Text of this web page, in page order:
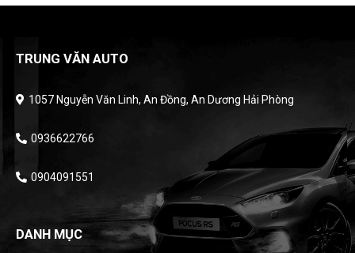
TRUNG VĂN AUTO
1057 Nguyễn Văn Linh, An Đồng, An Dương Hải Phòng
0936622766
0904091551
DANH MỤC